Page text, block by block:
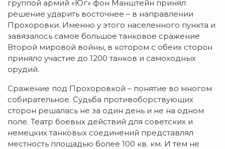
группой армий «Юг» фон Манштейн принял
решение ударить восточнее – в направлении
Прохоровки. Именно у этого населенного пункта и
завязалось самое большое танковое сражение
Второй мировой войны, в котором с обеих сторон
приняло участие до 1200 танков и самоходных
орудий.
Сражение под Прохоровкой – понятие во многом
собирательное. Судьба противоборствующих
сторон решалась не за один день и не на одном
поле. Театр боевых действий для советских и
немецких танковых соединений представлял
местность площадью более 100 кв. км. И тем не